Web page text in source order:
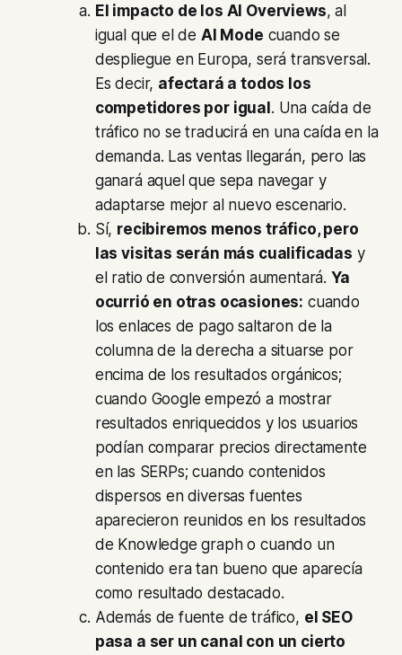
El impacto de los AI Overviews, al
igual que el de AI Mode cuando se
despliegue en Europa, será transversal.
Es decir, afectará a todos los
competidores por igual. Una caída de
tráfico no se traducirá en una caída en la
demanda. Las ventas llegarán, pero las
ganará aquel que sepa navegar y
adaptarse mejor al nuevo escenario.
Sí, recibiremos menos tráfico, pero
las visitas serán más cualificadas y
el ratio de conversión aumentará. Ya
ocurrió en otras ocasiones: cuando
los enlaces de pago saltaron de la
columna de la derecha a situarse por
encima de los resultados orgánicos;
cuando Google empezó a mostrar
resultados enriquecidos y los usuarios
podían comparar precios directamente
en las SERPs; cuando contenidos
dispersos en diversas fuentes
aparecieron reunidos en los resultados
de Knowledge graph o cuando un
contenido era tan bueno que aparecía
como resultado destacado.
Además de fuente de tráfico, el SEO
pasa a ser un canal con un cierto